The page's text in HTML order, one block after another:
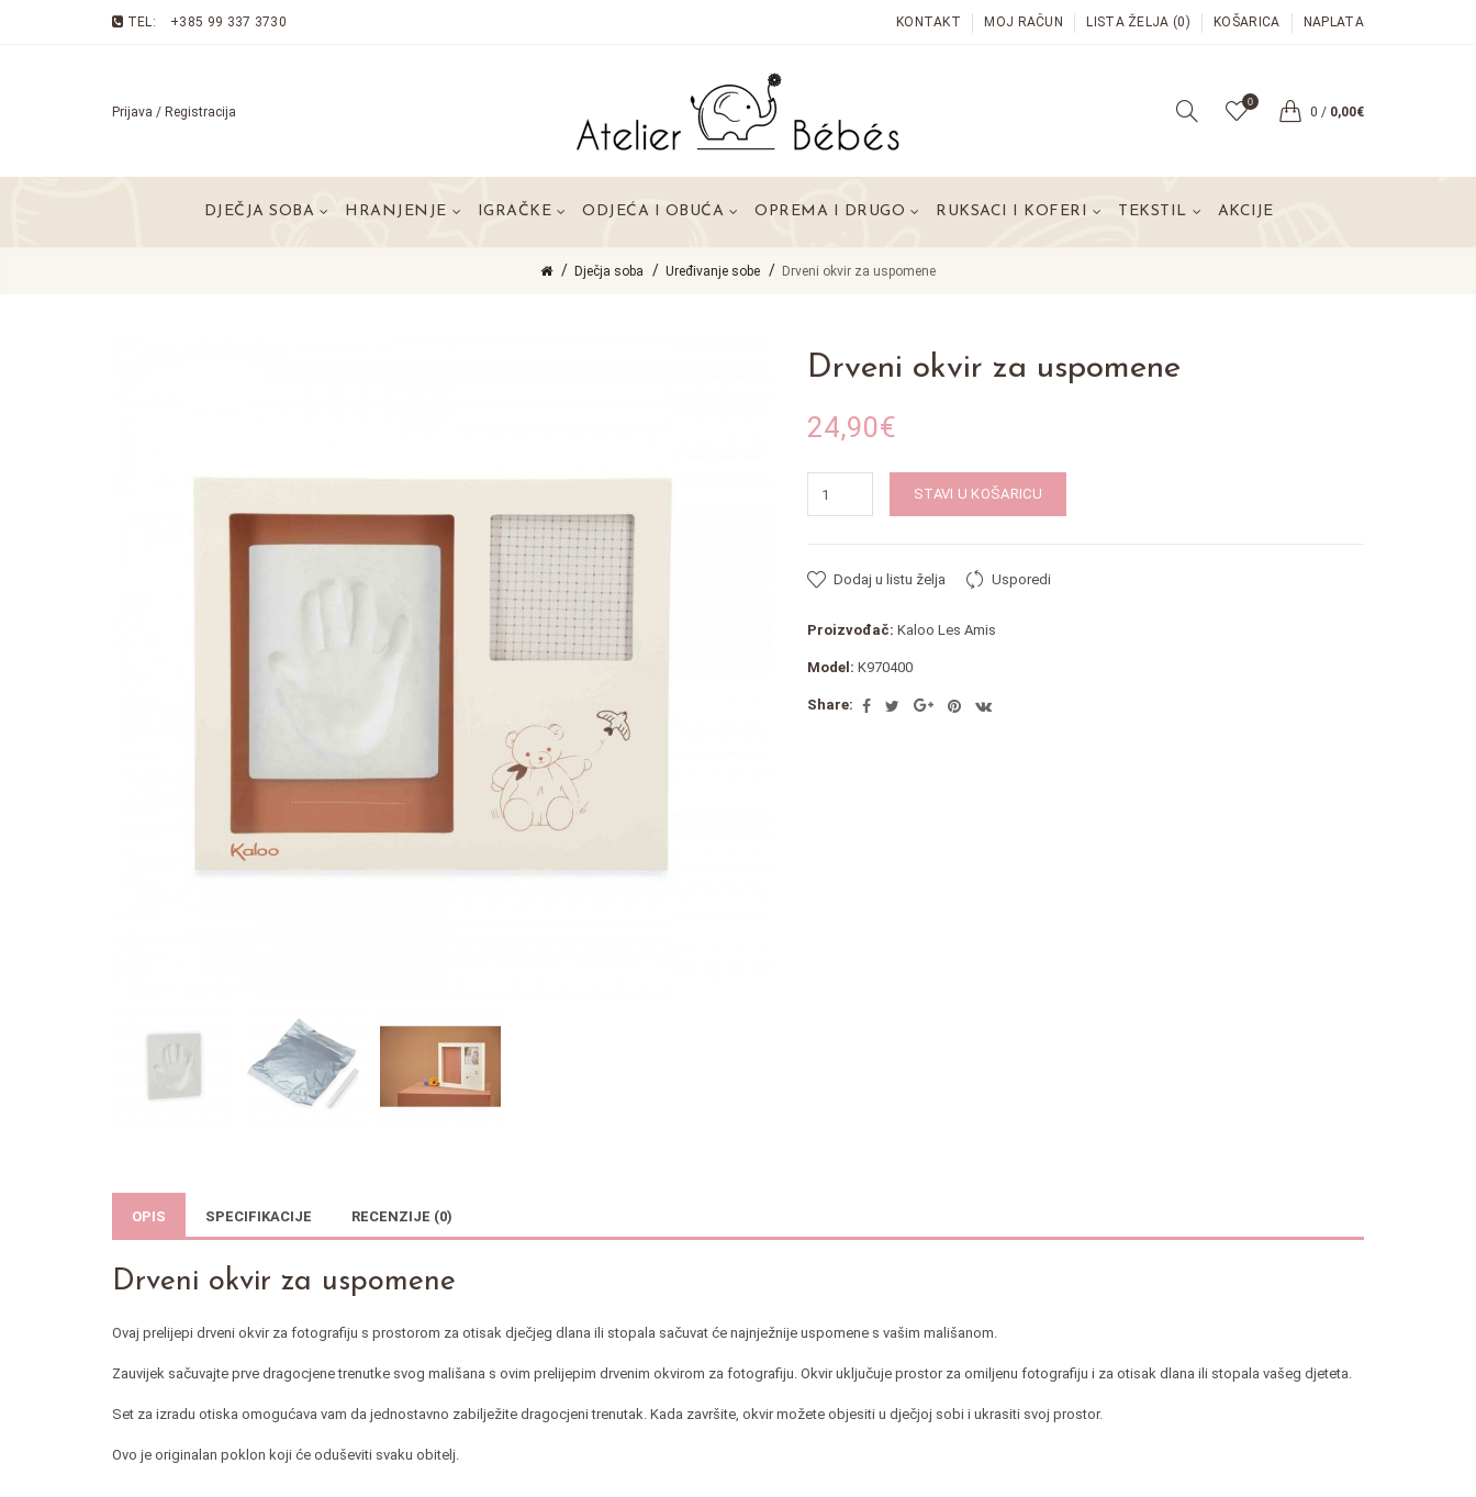
TEL: +385 99 337 3730 KONTAKT MOJ RAČUN LISTA ŽELJA (0) KOŠARICA NAPLATA
Prijava / Registracija
0
0 / 0,00€
DJEČJA SOBA HRANJENJE IGRAČKE ODJEĆA I OBUĆA OPREMA I DRUGO RUKSACI I KOFERI TEKSTIL AKCIJE
Dječja soba Uređivanje sobe Drveni okvir za uspomene
Drveni okvir za uspomene
24,90€
STAVI U KOŠARICU
Dodaj u listu želja Usporedi
Proizvođač: Kaloo Les Amis
Model: K970400
Share:
OPIS SPECIFIKACIJE RECENZIJE (0)
Drveni okvir za uspomene
Ovaj prelijepi drveni okvir za fotografiju s prostorom za otisak dječjeg dlana ili stopala sačuvat će najnježnije uspomene s vašim mališanom.
Zauvijek sačuvajte prve dragocjene trenutke svog mališana s ovim prelijepim drvenim okvirom za fotografiju. Okvir uključuje prostor za omiljenu fotografiju i za otisak dlana ili stopala vašeg djeteta.
Set za izradu otiska omogućava vam da jednostavno zabilježite dragocjeni trenutak. Kada završite, okvir možete objesiti u dječjoj sobi i ukrasiti svoj prostor.
Ovo je originalan poklon koji će oduševiti svaku obitelj.